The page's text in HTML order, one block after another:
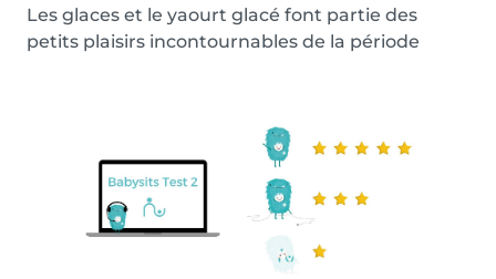
Les glaces et le yaourt glacé font partie des
petits plaisirs incontournables de la période
ces collations parfaites pour ces journées